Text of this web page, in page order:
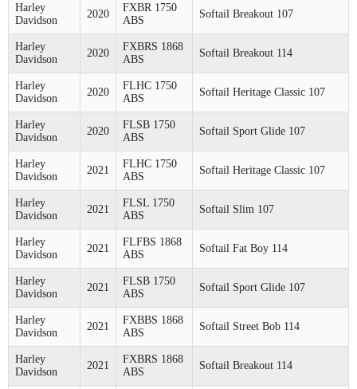
Harley
Davidson
2020
FXBR 1750
ABS
Softail Breakout 107
Harley
Davidson
2020
FXBRS 1868
ABS
Softail Breakout 114
Harley
Davidson
2020
FLHC 1750
ABS
Softail Heritage Classic 107
Harley
Davidson
2020
FLSB 1750
ABS
Softail Sport Glide 107
Harley
Davidson
2021
FLHC 1750
ABS
Softail Heritage Classic 107
Harley
Davidson
2021
FLSL 1750
ABS
Softail Slim 107
Harley
Davidson
2021
FLFBS 1868
ABS
Softail Fat Boy 114
Harley
Davidson
2021
FLSB 1750
ABS
Softail Sport Glide 107
Harley
Davidson
2021
FXBBS 1868
ABS
Softail Street Bob 114
Harley
Davidson
2021
FXBRS 1868
ABS
Softail Breakout 114